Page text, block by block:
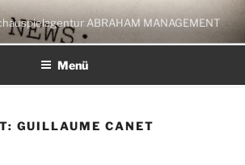
ABRAHAM MANAGEMENT
Menü
GUILLAUME CANET